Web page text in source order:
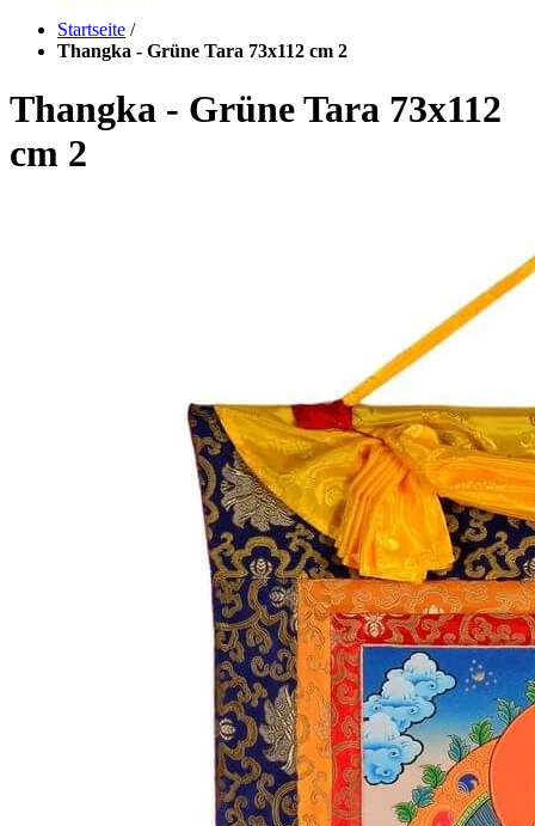
Startseite /
Thangka - Grüne Tara 73x112 cm 2
Thangka - Grüne Tara 73x112
cm 2